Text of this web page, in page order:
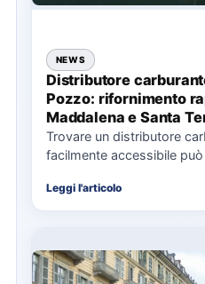
NEWS
Distributore
Pozzo: rifornimento
Maddalena e Santa
Trovare un distributore
facilmente accessibile
soprattutto…
Leggi l'articolo